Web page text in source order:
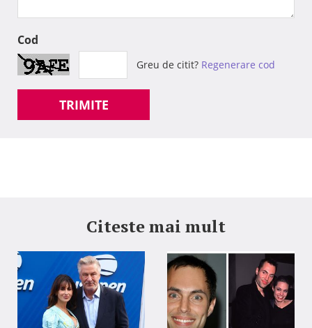
Cod
Greu de citit? Regenerare cod
TRIMITE
Citeste mai mult